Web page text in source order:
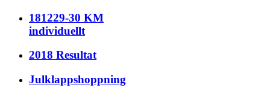
181229-30 KM
individuellt
2018 Resultat
Julklappshoppning